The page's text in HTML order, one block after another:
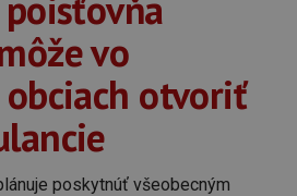
vo
otvoriť
poskytnúť všeobecným